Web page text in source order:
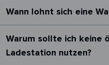
Wann lohnt sich eine
Warum sollte ich keine
Ladestation nutzen?